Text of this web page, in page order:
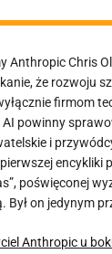
Anthropic Chris
że rozwoju
firmom
powinny
i
encykliki
poświęconej
Był on jedynym
Anthropic u